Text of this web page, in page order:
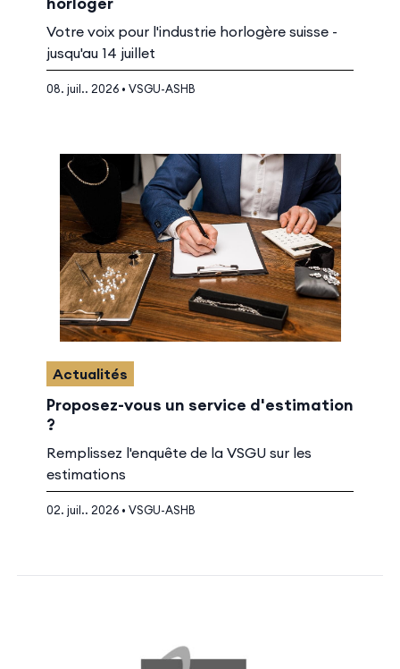
Votre voix pour l'industrie horlogère suisse -
jusqu'au 14 juillet
08. juil.. 2026 • VSGU-ASHB
Actualités
Proposez-vous un service d'estimation
?
Remplissez l'enquête de la VSGU sur les
estimations
02. juil.. 2026 • VSGU-ASHB